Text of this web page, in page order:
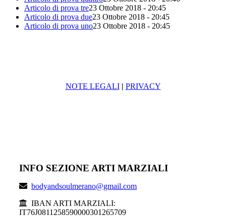
Articolo di prova tre23 Ottobre 2018 - 20:45
Articolo di prova due23 Ottobre 2018 - 20:45
Articolo di prova uno23 Ottobre 2018 - 20:45
NOTE LEGALI | PRIVACY
INFO SEZIONE ARTI MARZIALI
bodyandsoulmerano@gmail.com
IBAN ARTI MARZIALI:
IT76J0811258590000301265709